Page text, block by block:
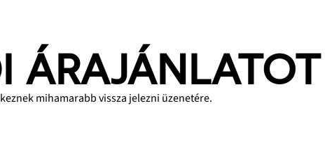
ÁRAJÁNLATOT
mihamarabb vissza jelezni üzenetére.